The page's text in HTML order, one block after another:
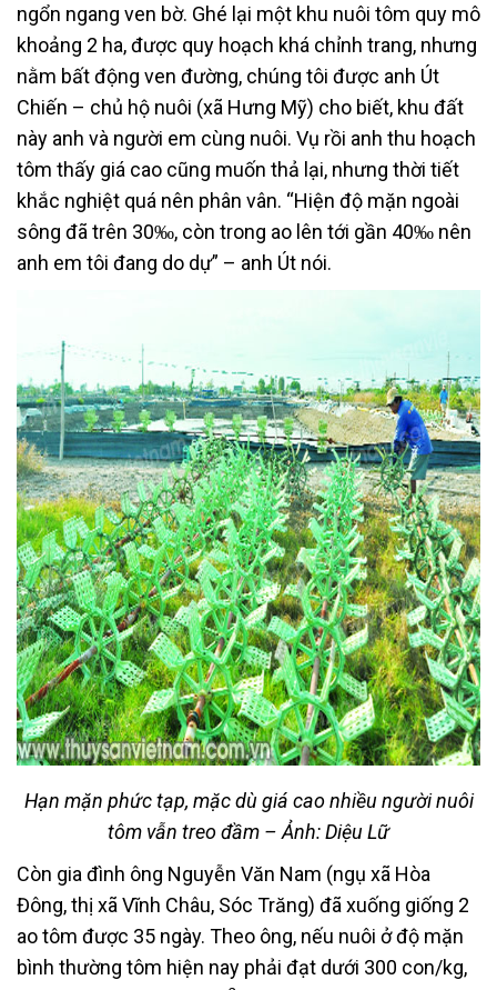
ngổn ngang ven bờ. Ghé lại một khu nuôi tôm quy mô
khoảng 2 ha, được quy hoạch khá chỉnh trang, nhưng
nằm bất động ven đường, chúng tôi được anh Út
Chiến – chủ hộ nuôi (xã Hưng Mỹ) cho biết, khu đất
này anh và người em cùng nuôi. Vụ rồi anh thu hoạch
tôm thấy giá cao cũng muốn thả lại, nhưng thời tiết
khắc nghiệt quá nên phân vân. “Hiện độ mặn ngoài
sông đã trên 30‰, còn trong ao lên tới gần 40‰ nên
anh em tôi đang do dự” – anh Út nói.
Hạn mặn phức tạp, mặc dù giá cao nhiều người nuôi
tôm vẫn treo đầm – Ảnh: Diệu Lữ
Còn gia đình ông Nguyễn Văn Nam (ngụ xã Hòa
Đông, thị xã Vĩnh Châu, Sóc Trăng) đã xuống giống 2
ao tôm được 35 ngày. Theo ông, nếu nuôi ở độ mặn
bình thường tôm hiện nay phải đạt dưới 300 con/kg,